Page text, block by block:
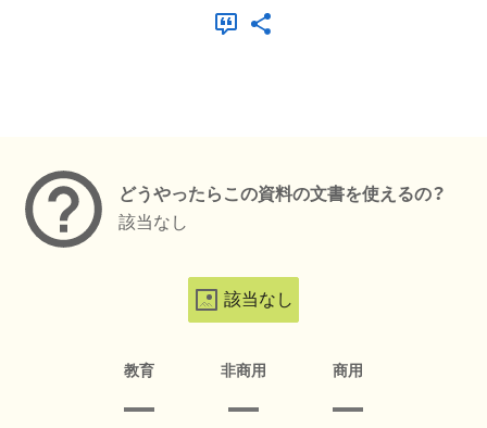
どうやったらこの資料の文書を使えるの？
該当なし
該当なし
教育 非商用 商用